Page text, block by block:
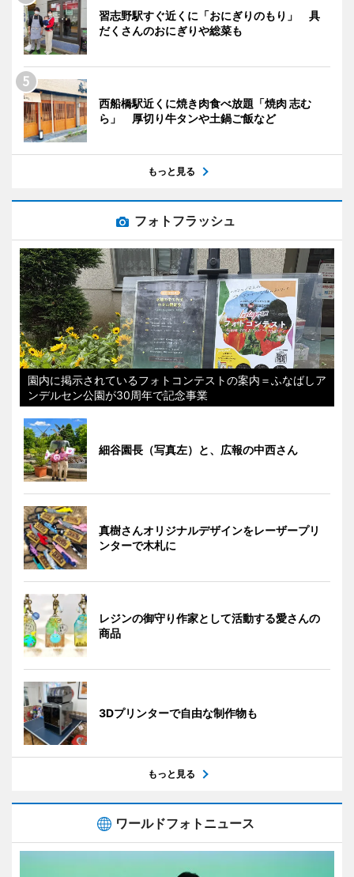
習志野駅すぐ近くに「おにぎりのもり」 具
だくさんのおにぎりや総菜も
西船橋駅近くに焼き肉食べ放題「焼肉 志む
ら」 厚切り牛タンや土鍋ご飯など
もっと見る
フォトフラッシュ
園内に掲示されているフォトコンテストの案内＝ふなばしア
ンデルセン公園が30周年で記念事業
細谷園長（写真左）と、広報の中西さん
真樹さんオリジナルデザインをレーザープリ
ンターで木札に
レジンの御守り作家として活動する愛さんの
商品
3Dプリンターで自由な制作物も
もっと見る
ワールドフォトニュース